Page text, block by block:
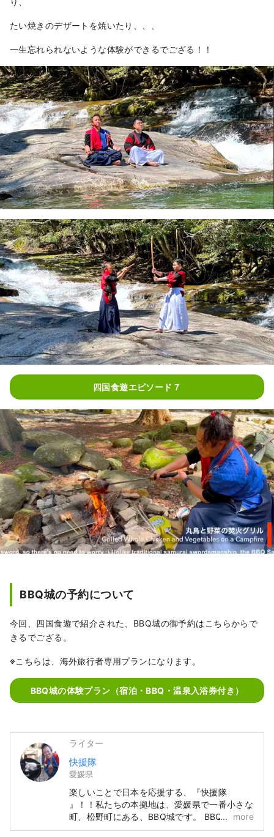
夏は、とても涼しいので川遊びを楽し
むこともできます。
秋は、紅葉を楽しむことができます。
す。（ガイド必要）
最寄り駅から、車で約20分かかるの
で、レンタカーを借りていくことをお
勧めします。
たい焼きのデザートを焼いたり、、、
一生忘れられないような体験ができるでござる！！
四国食遊エピソード７
BBQ城の予約について
今回、四国食遊で紹介された、BBQ城の御予約はこちらからで
きるでござる。
※こちらは、海外旅行者専用プランになります。
BBQ城の体験プラン（宿泊・BBQ・温泉入浴券付き）
ライター
快援隊
愛媛県
楽しいことで日本を応援する、『快援隊
』！！私たちの本拠地は、愛媛県で一番小さな
町、松野町にある、BBQ城です。 BBQ城で
は、色々な侍たちが、訪れた人をおもてなしし
more